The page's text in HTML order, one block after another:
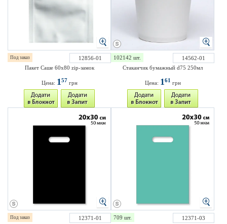
Под заказ
12856-01
Пакет Саше 60х80 zip-замок
Цена: 157 грн
102142 шт.
14562-01
Стаканчик бумажный d75 250мл
Цена: 161 грн
Под заказ
12371-01
709 шт.
12371-03